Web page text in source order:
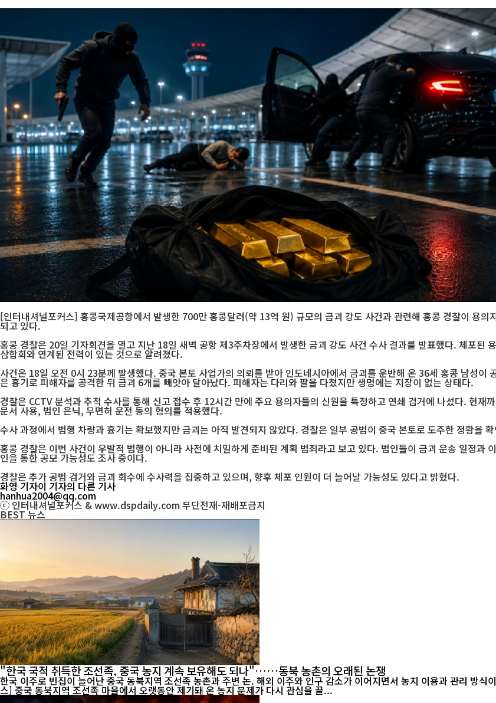
[인터내셔널포커스] 홍콩국제공항에서 발생한 700만 홍콩달러(약 13억 원) 규모의 금괴 강도 사건과 관련해 홍콩 경찰이 용
되고 있다.
홍콩 경찰은 20일 기자회견을 열고 지난 18일 새벽 공항 제3주차장에서 발생한 금괴 강도 사건 수사 결과를 발표했다. 체포된
삼합회와 연계된 전력이 있는 것으로 알려졌다.
사건은 18일 오전 0시 23분께 발생했다. 중국 본토 사업가의 의뢰를 받아 인도네시아에서 금괴를 운반해 온 36세 홍콩 남성
은 흉기로 피해자를 공격한 뒤 금괴 6개를 빼앗아 달아났다. 피해자는 다리와 팔을 다쳤지만 생명에는 지장이 없는 상태다.
경찰은 CCTV 분석과 추적 수사를 통해 신고 접수 후 12시간 만에 주요 용의자들의 신원을 특정하고 연쇄 검거에 나섰다. 현
문서 사용, 범인 은닉, 무면허 운전 등의 혐의를 적용했다.
수사 과정에서 범행 차량과 흉기는 확보했지만 금괴는 아직 발견되지 않았다. 경찰은 일부 공범이 중국 본토로 도주한 정황을
홍콩 경찰은 이번 사건이 우발적 범행이 아니라 사전에 치밀하게 준비된 계획 범죄라고 보고 있다. 범인들이 금괴 운송 일정과
인을 통한 공모 가능성도 조사 중이다.
경찰은 추가 공범 검거와 금괴 회수에 수사력을 집중하고 있으며, 향후 체포 인원이 더 늘어날 가능성도 있다고 밝혔다.
화영 기자이 기자의 다른 기사
hanhua2004@qq.com
ⓒ 인터내셔널포커스 & www.dspdaily.com 무단전재-재배포금지
BEST뉴스
"한국 국적 취득한 조선족, 중국 농지 계속 보유해도 되나"……동북 농촌의 오래된 논쟁
한국 이주로 빈집이 늘어난 중국 동북지역 조선족 농촌과 주변 논. 해외 이주와 인구 감소가 이어지면서 농지 이용과 관리 방식이 새로운
스] 중국 동북지역 조선족 마을에서 오랫동안 제기돼 온 농지 문제가 다시 관심을 끌...